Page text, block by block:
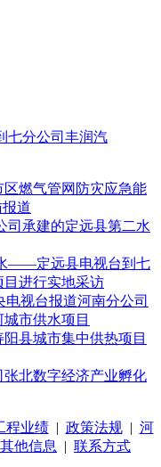
七分公司丰润汽
燃气管网防灾应急能
道
司承建的定远县第二水
——定远县电视台到七
进行实地采访
电视台报道河南分公司
市供水项目
县城市集中供热项目
北数字经济产业孵化
程业绩| 政策法规| 河
其他信息 | 联系方式